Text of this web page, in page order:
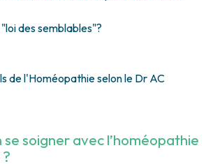
des semblables"?
de l'Homéopathie selon le Dr AC
soigner avec l’homéopathie